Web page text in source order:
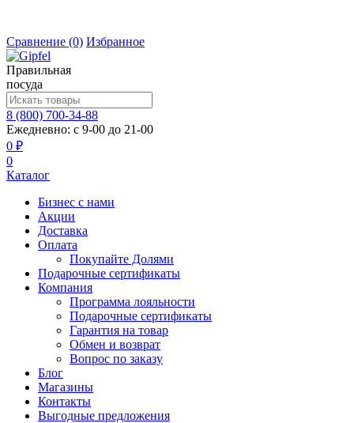
Сравнение (0) Избранное
Правильная
посуда
8 (800) 700-34-88
Ежедневно: с 9-00 до 21-00
0 ₽
0
Каталог
Бизнес с нами
Акции
Доставка
Оплата
Покупайте Долями
Подарочные сертификаты
Компания
Программа лояльности
Подарочные сертификаты
Гарантия на товар
Обмен и возврат
Вопрос по заказу
Блог
Магазины
Контакты
Выгодные предложения